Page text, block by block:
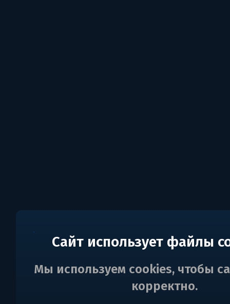
Сайт использует файлы
Мы используем cookies, чтобы
корректно.